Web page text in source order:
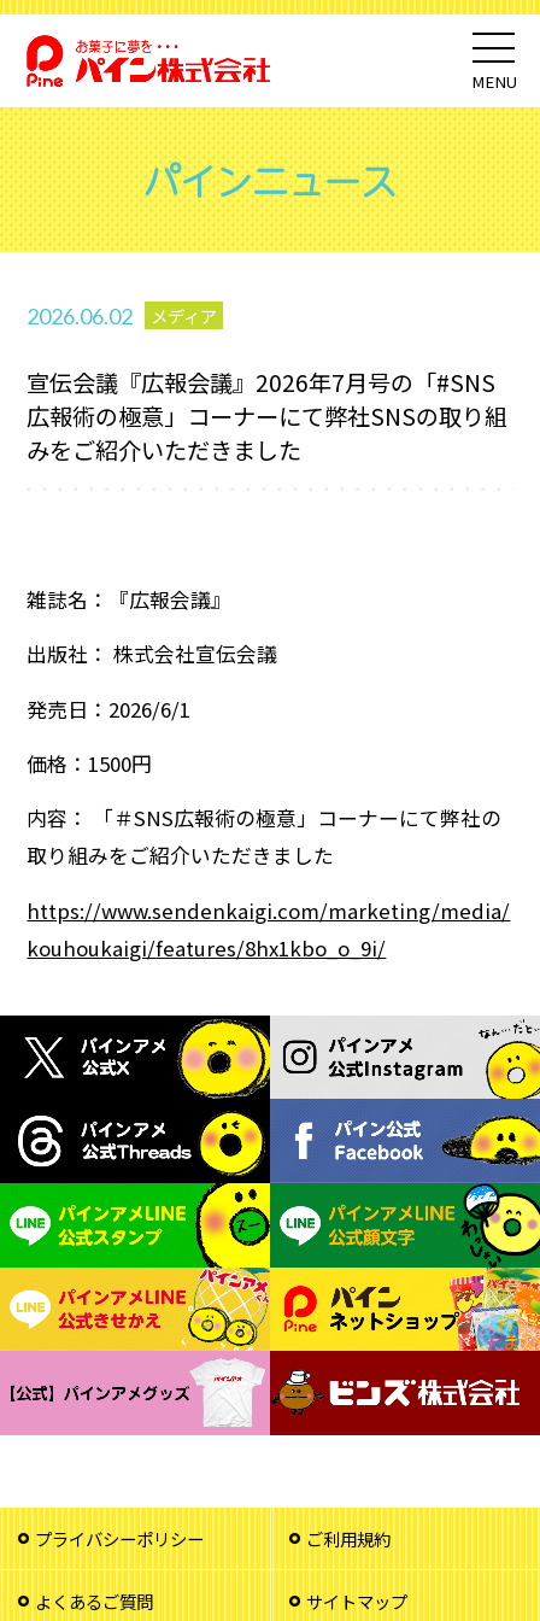
MENU
パインニュース
2026.06.02 メディア
宣伝会議『広報会議』2026年7月号の「#SNS
広報術の極意」コーナーにて弊社SNSの取り組
みをご紹介いただきました
雑誌名：『広報会議』
出版社： 株式会社宣伝会議
発売日：2026/6/1
価格：1500円
内容： 「＃SNS広報術の極意」コーナーにて弊社の
取り組みをご紹介いただきました
https://www.sendenkaigi.com/marketing/media/
kouhoukaigi/features/8hx1kbo_o_9i/
プライバシーポリシー ご利用規約
よくあるご質問 サイトマップ